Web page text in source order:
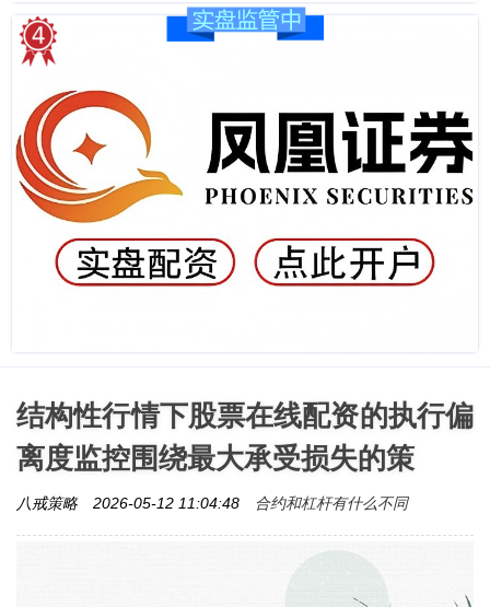
结构性行情下股票在线配资的执行偏
离度监控围绕最大承受损失的策
八戒策略 2026-05-12 11:04:48 合约和杠杆有什么不同